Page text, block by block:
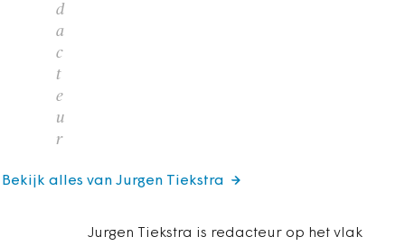
d
a
c
t
e
u
r
Jurgen Tiekstra is redacteur op het vlak
Bekijk alles van Jurgen Tiekstra